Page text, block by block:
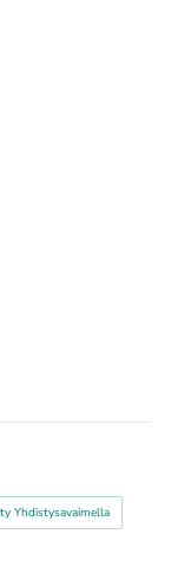
Yhdistysavaimella